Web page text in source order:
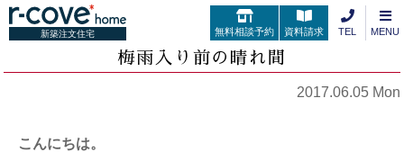
新築注文住宅 無料相談予約 資料請求 TEL MENU
梅雨入り前の晴れ間
2017.06.05 Mon
こんにちは。